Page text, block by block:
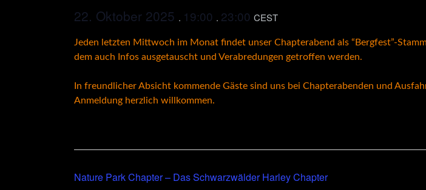
22. Oktober 2025 . 19:00 . 23:00 CEST
Jeden letzten Mittwoch im Monat findet unser Chapterabend als “Bergfest”-
dem auch Infos ausgetauscht und Verabredungen getroffen werden.
In freundlicher Absicht kommende Gäste sind uns bei Chapterabenden und
Anmeldung herzlich willkommen.
Nature Park Chapter – Das Schwarzwälder Harley Chapter